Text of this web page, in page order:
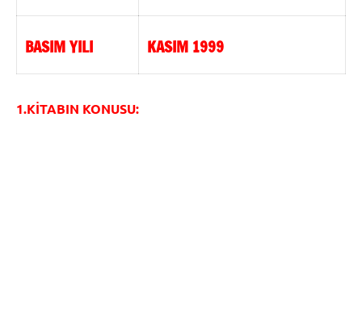
BASIM YILI KASIM 1999
1.KİTABIN KONUSU: